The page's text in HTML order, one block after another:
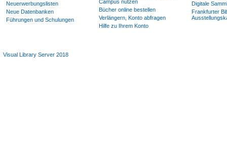
Neuerwerbungslisten
Neue Datenbanken
Führungen und Schulungen
Campus nutzen
Bücher online bestellen
Verlängern, Konto abfragen
Hilfe zu Ihrem Konto
Digitale
Frankfurter
Visual Library Server 2018